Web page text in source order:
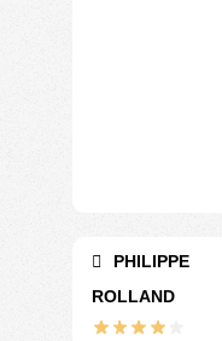
PHILIPPE
ROLLAND